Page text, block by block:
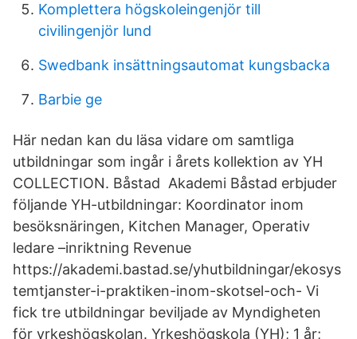
Komplettera högskoleingenjör till
civilingenjör lund
Swedbank insättningsautomat kungsbacka
Barbie ge
Här nedan kan du läsa vidare om samtliga
utbildningar som ingår i årets kollektion av YH
COLLECTION. Båstad Akademi Båstad erbjuder
följande YH-utbildningar: Koordinator inom
besöksnäringen, Kitchen Manager, Operativ
ledare –inriktning Revenue
https://akademi.bastad.se/yhutbildningar/ekosys
temtjanster-i-praktiken-inom-skotsel-och- Vi
fick tre utbildningar beviljade av Myndigheten
för yrkeshögskolan. Yrkeshögskola (YH); 1 år;